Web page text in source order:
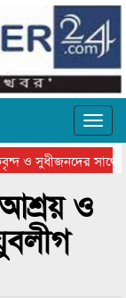
ও সুধীজনদের সাথে
ও